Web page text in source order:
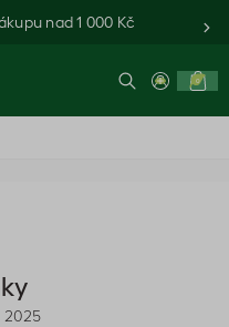
nad 1 000 Kč
0
2025